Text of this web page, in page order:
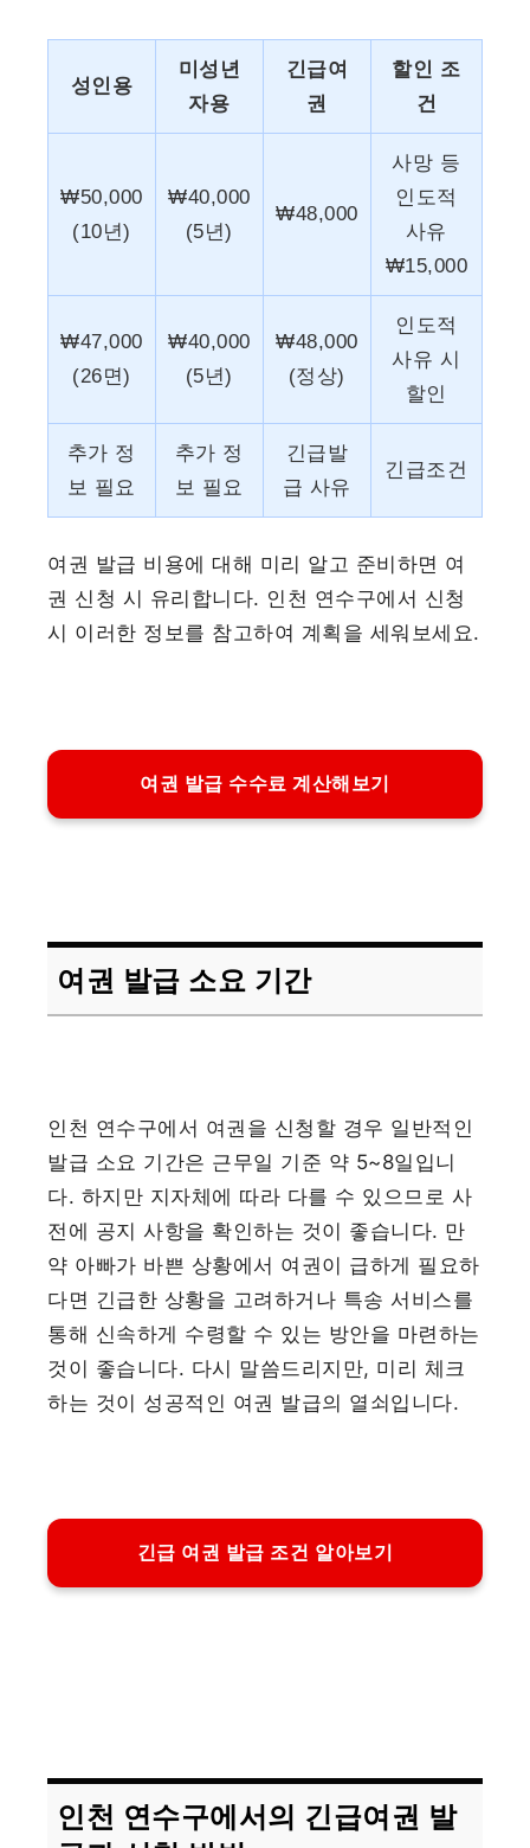
성인용
미성년
자용
긴급여
권
할인 조
건
₩50,000
(10년)
₩40,000
(5년)
₩48,000
사망 등
인도적
사유
₩15,000
₩47,000
(26면)
₩40,000
(5년)
₩48,000
(정상)
인도적
사유 시
할인
추가 정
보 필요
추가 정
보 필요
긴급발
급 사유
긴급조건
여권 발급 비용에 대해 미리 알고 준비하면 여
권 신청 시 유리합니다. 인천 연수구에서 신청
시 이러한 정보를 참고하여 계획을 세워보세요.
여권 발급 수수료 계산해보기
여권 발급 소요 기간
인천 연수구에서 여권을 신청할 경우 일반적인
발급 소요 기간은 근무일 기준 약 5~8일입니
다. 하지만 지자체에 따라 다를 수 있으므로 사
전에 공지 사항을 확인하는 것이 좋습니다. 만
약 아빠가 바쁜 상황에서 여권이 급하게 필요하
다면 긴급한 상황을 고려하거나 특송 서비스를
통해 신속하게 수령할 수 있는 방안을 마련하는
것이 좋습니다. 다시 말씀드리지만, 미리 체크
하는 것이 성공적인 여권 발급의 열쇠입니다.
긴급 여권 발급 조건 알아보기
인천 연수구에서의 긴급여권 발